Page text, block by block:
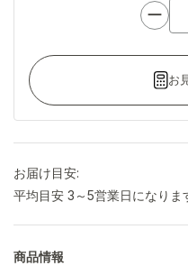
ー
お
お届け目安:
平均目安 3～5営業日になりま
商品情報